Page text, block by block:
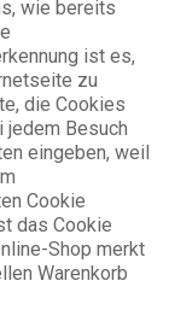
wie bereits
ist es,
zu
die Cookies
Besuch
eingeben, weil
Cookie
das Cookie
Shop merkt
Warenkorb